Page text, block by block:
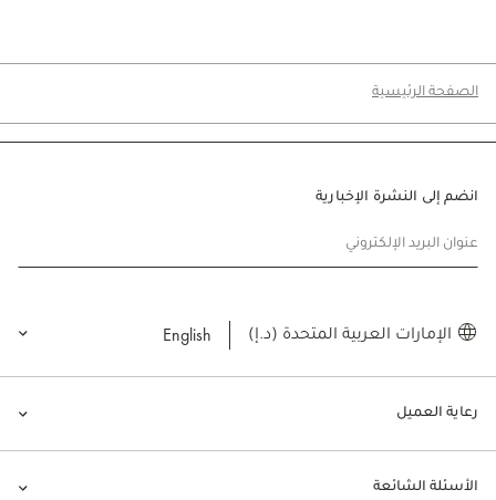
الصفحة الرئيسية
رعاية العميل
الأسئلة الشائعة
انضم إلى النشرة الإخبارية
عنوان البريد الإلكتروني
الإمارات العربية المتحدة (د.إ) English